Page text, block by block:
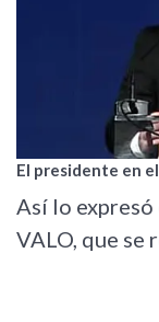
El presidente en
Así lo
VALO, que se